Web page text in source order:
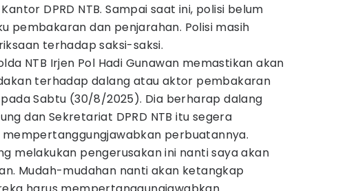
DPRD NTB. Sampai saat ini, polisi belum
pembakaran dan penjarahan. Polisi masih
terhadap saksi-saksi.
NTB Irjen Pol Hadi Gunawan memastikan akan
terhadap dalang atau aktor pembakaran
pada Sabtu (30/8/2025). Dia berharap dalang
dan Sekretariat DPRD NTB itu segera
perbuatannya.
melakukan pengerusakan ini nanti saya akan
Mudah-mudahan nanti akan ketangkap